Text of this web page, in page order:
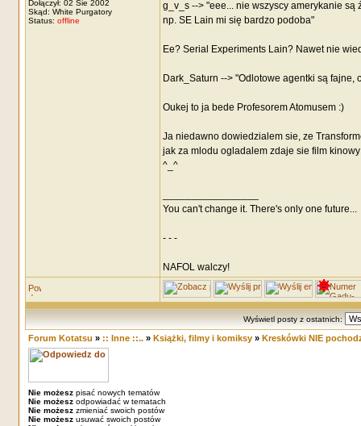
Dołączył: 02 Sie 2002
Skąd: White Purgatory
Status: offline
g_v_s --> "eee... nie wszyscy amerykanie są
np. SE Lain mi się bardzo podoba"
Ee? Serial Experiments Lain? Nawet nie
Dark_Saturn --> "Odlotowe agentki są fajne,
Oukej to ja bede Profesorem Atomusem :)
Ja niedawno dowiedzialem sie, ze
jak za mlodu ogladalem zdaje sie film
^_^
You can't change it. There's only one future...
- - -
NAFOL walczy!
Wyświetl posty z ostatnich:
Forum Kotatsu » :: Inne ::..» Książki, filmy i komiksy» Kreskówki NIE
Nie możeszpisać nowych tematów
Nie możeszodpowiadać w tematach
Nie możeszzmieniać swoich postów
Nie możeszusuwać swoich postów